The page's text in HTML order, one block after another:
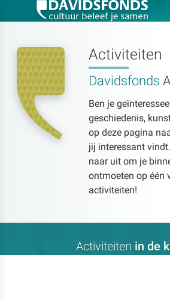
Activiteiten
Davidsfonds
Ben je
geschiedenis,
op deze pagina
jij interessant
naar uit om je
ontmoeten op één
activiteiten!
Activiteiten in de
Zoek:
Zoeken